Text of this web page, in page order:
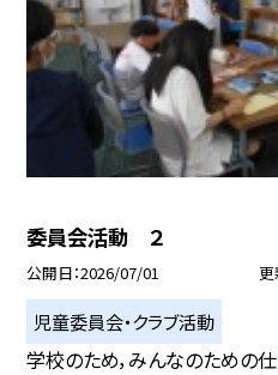
委員会活動 ２
公開日 2026/07/01 更
児童委員会・クラブ活動
学校のため，みんなのための